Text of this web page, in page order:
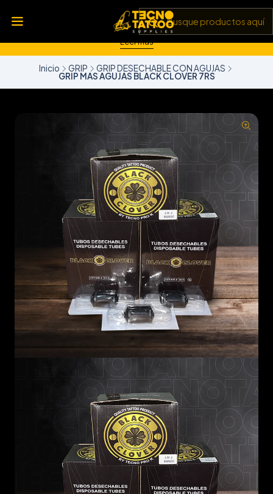
💥 Insumos, máquinas y tecnología de punta 💻 Todo lo que
necesitas para llevar tu arte al siguiente nivel 🎨 Calidad garantizada
Leer más
Inicio GRIP GRIP DESECHABLE CON AGUJAS
GRIP MAS AGUJAS BLACK CLOVER 7RS